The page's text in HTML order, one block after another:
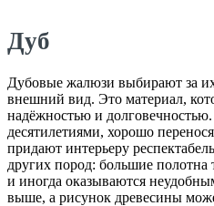
Дуб
Дубовые жалюзи выбирают за
внешний вид. Это материал,
надёжностью и
десятилетиями, хорошо
придают интерьеру
других пород: большие полотна
и иногда оказываются
выше, а рисунок древесины